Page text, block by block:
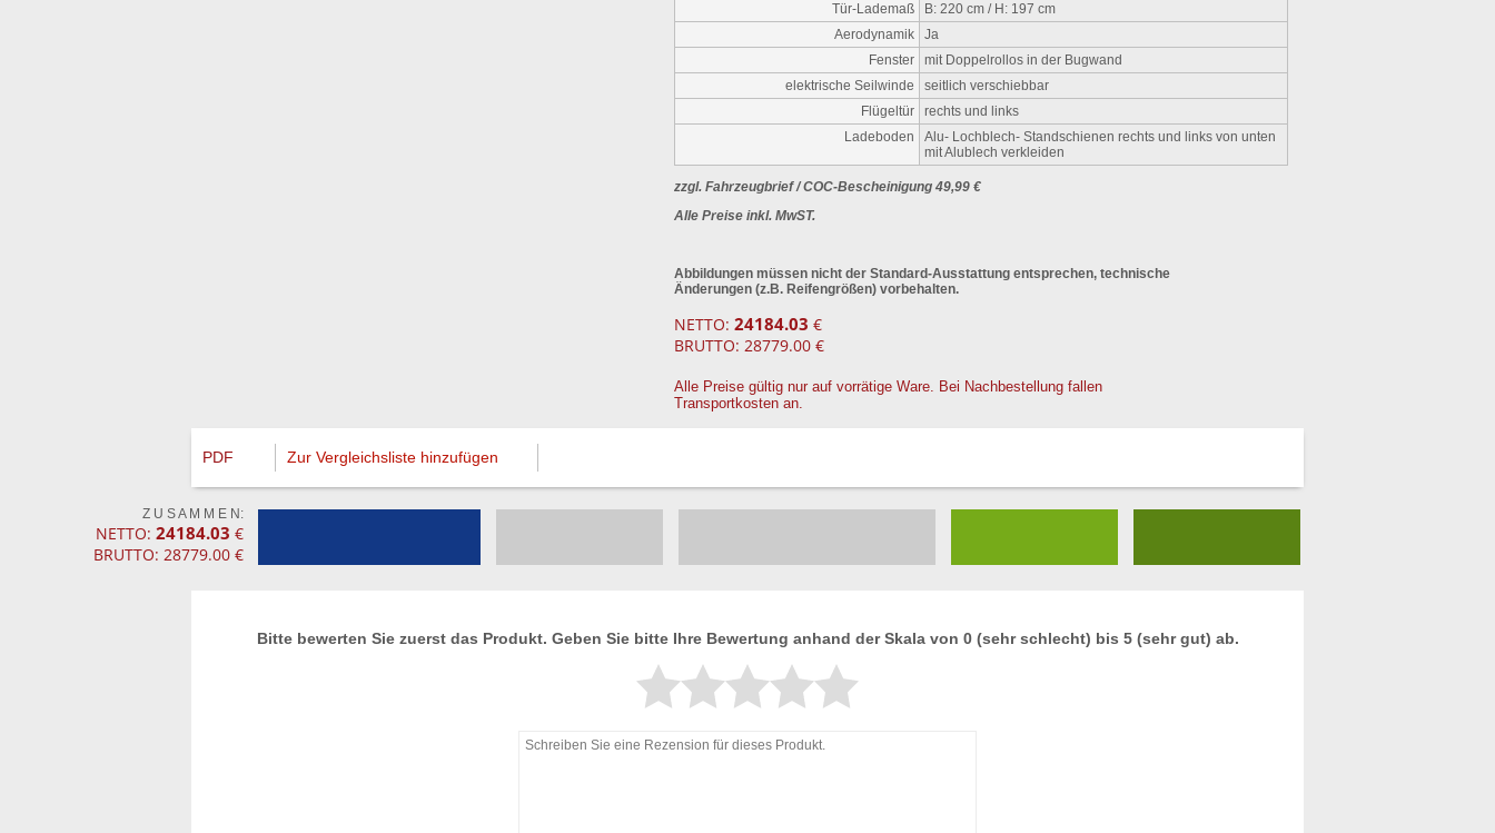
Tür-Lademaß
B: 220 cm / H: 197 cm
Aerodynamik
Ja
Fenster
mit Doppelrollos in der Bugwand
elektrische Seilwinde
seitlich verschiebbar
Flügeltür
rechts und links
Ladeboden
Alu- Lochblech- Standschienen rechts und links von unten
mit Alublech verkleiden
zzgl. Fahrzeugbrief / COC-Bescheinigung 49,99 €
Alle Preise inkl. MwST.
Abbildungen müssen nicht der Standard-Ausstattung entsprechen, technische
Änderungen (z.B. Reifengrößen) vorbehalten.
NETTO: 24184.03 €
BRUTTO: 28779.00 €
Alle Preise gültig nur auf vorrätige Ware. Bei Nachbestellung fallen
Transportkosten an.
PDF Zur Vergleichsliste hinzufügen
Z U S A M M E N:
NETTO: 24184.03 €
BRUTTO: 28779.00 €
Bitte bewerten Sie zuerst das Produkt. Geben Sie bitte Ihre Bewertung anhand der Skala von 0 (sehr schlecht) bis 5 (sehr gut) ab.